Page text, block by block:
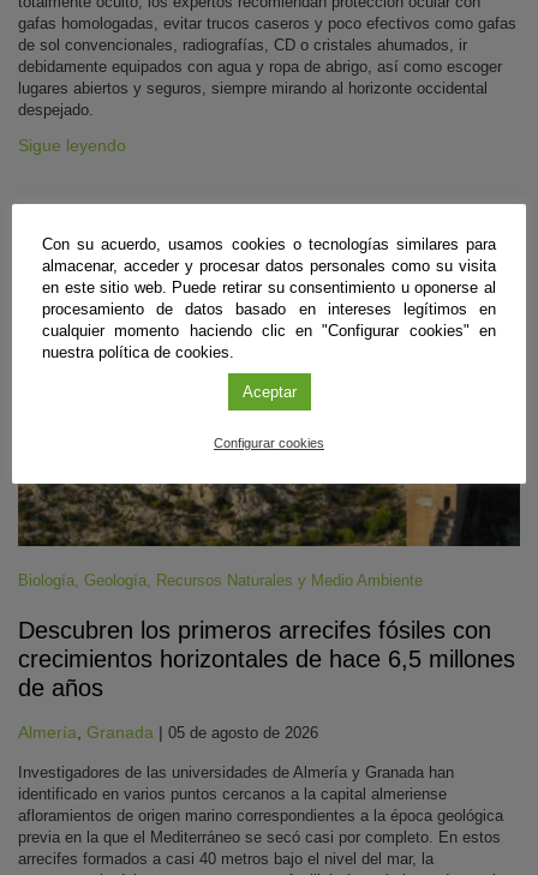
gafas homologadas, evitar trucos caseros y poco efectivos como gafas
de sol convencionales, radiografías, CD o cristales ahumados, ir
debidamente equipados con agua y ropa de abrigo, así como escoger
lugares abiertos y seguros, siempre mirando al horizonte occidental
despejado.
Sigue leyendo
#CienciaDirecta
Biología, Geología, Recursos Naturales y Medio Ambiente
Descubren los primeros arrecifes fósiles con
crecimientos horizontales de hace 6,5 millones
de años
Almería Granada | 05 de agosto de 2026
Investigadores de las universidades de Almería y Granada han
identificado en varios puntos cercanos a la capital almeriense
afloramientos de origen marino correspondientes a la época geológica
previa en la que el Mediterráneo se secó casi por completo. En estos
arrecifes formados a casi 40 metros bajo el nivel del mar, la
Con su acuerdo, usamos cookies o tecnologías similares para
almacenar, acceder y procesar datos personales como su visita
en este sitio web. Puede retirar su consentimiento u oponerse al
procesamiento de datos basado en intereses legítimos en
cualquier momento haciendo clic en "Configurar cookies" en
nuestra política de cookies.
Aceptar
Configurar cookies